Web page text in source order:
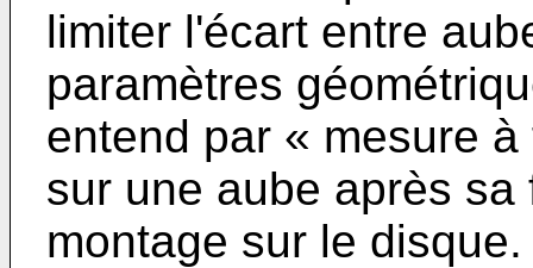
limiter l'écart entre
paramètres
entend par « mesure
sur une aube après
montage sur le disque.